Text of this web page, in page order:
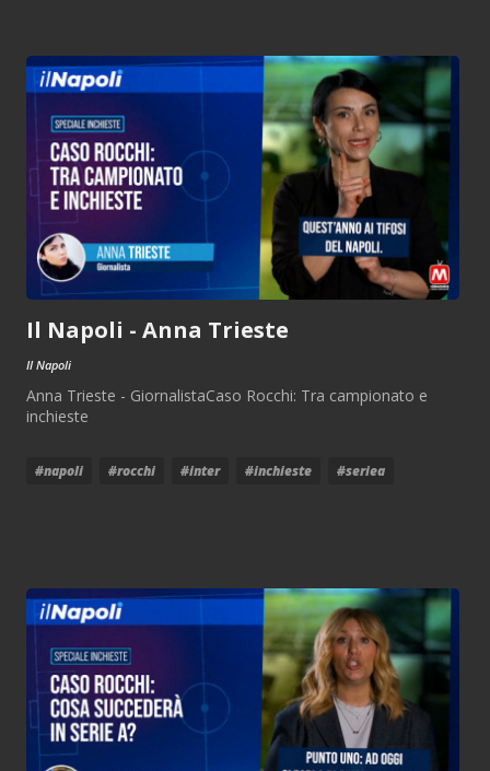
Il Napoli - Anna Trieste
Il Napoli
Anna Trieste - GiornalistaCaso Rocchi: Tra campionato e
inchieste
#napoli #rocchi #inter #inchieste #seriea